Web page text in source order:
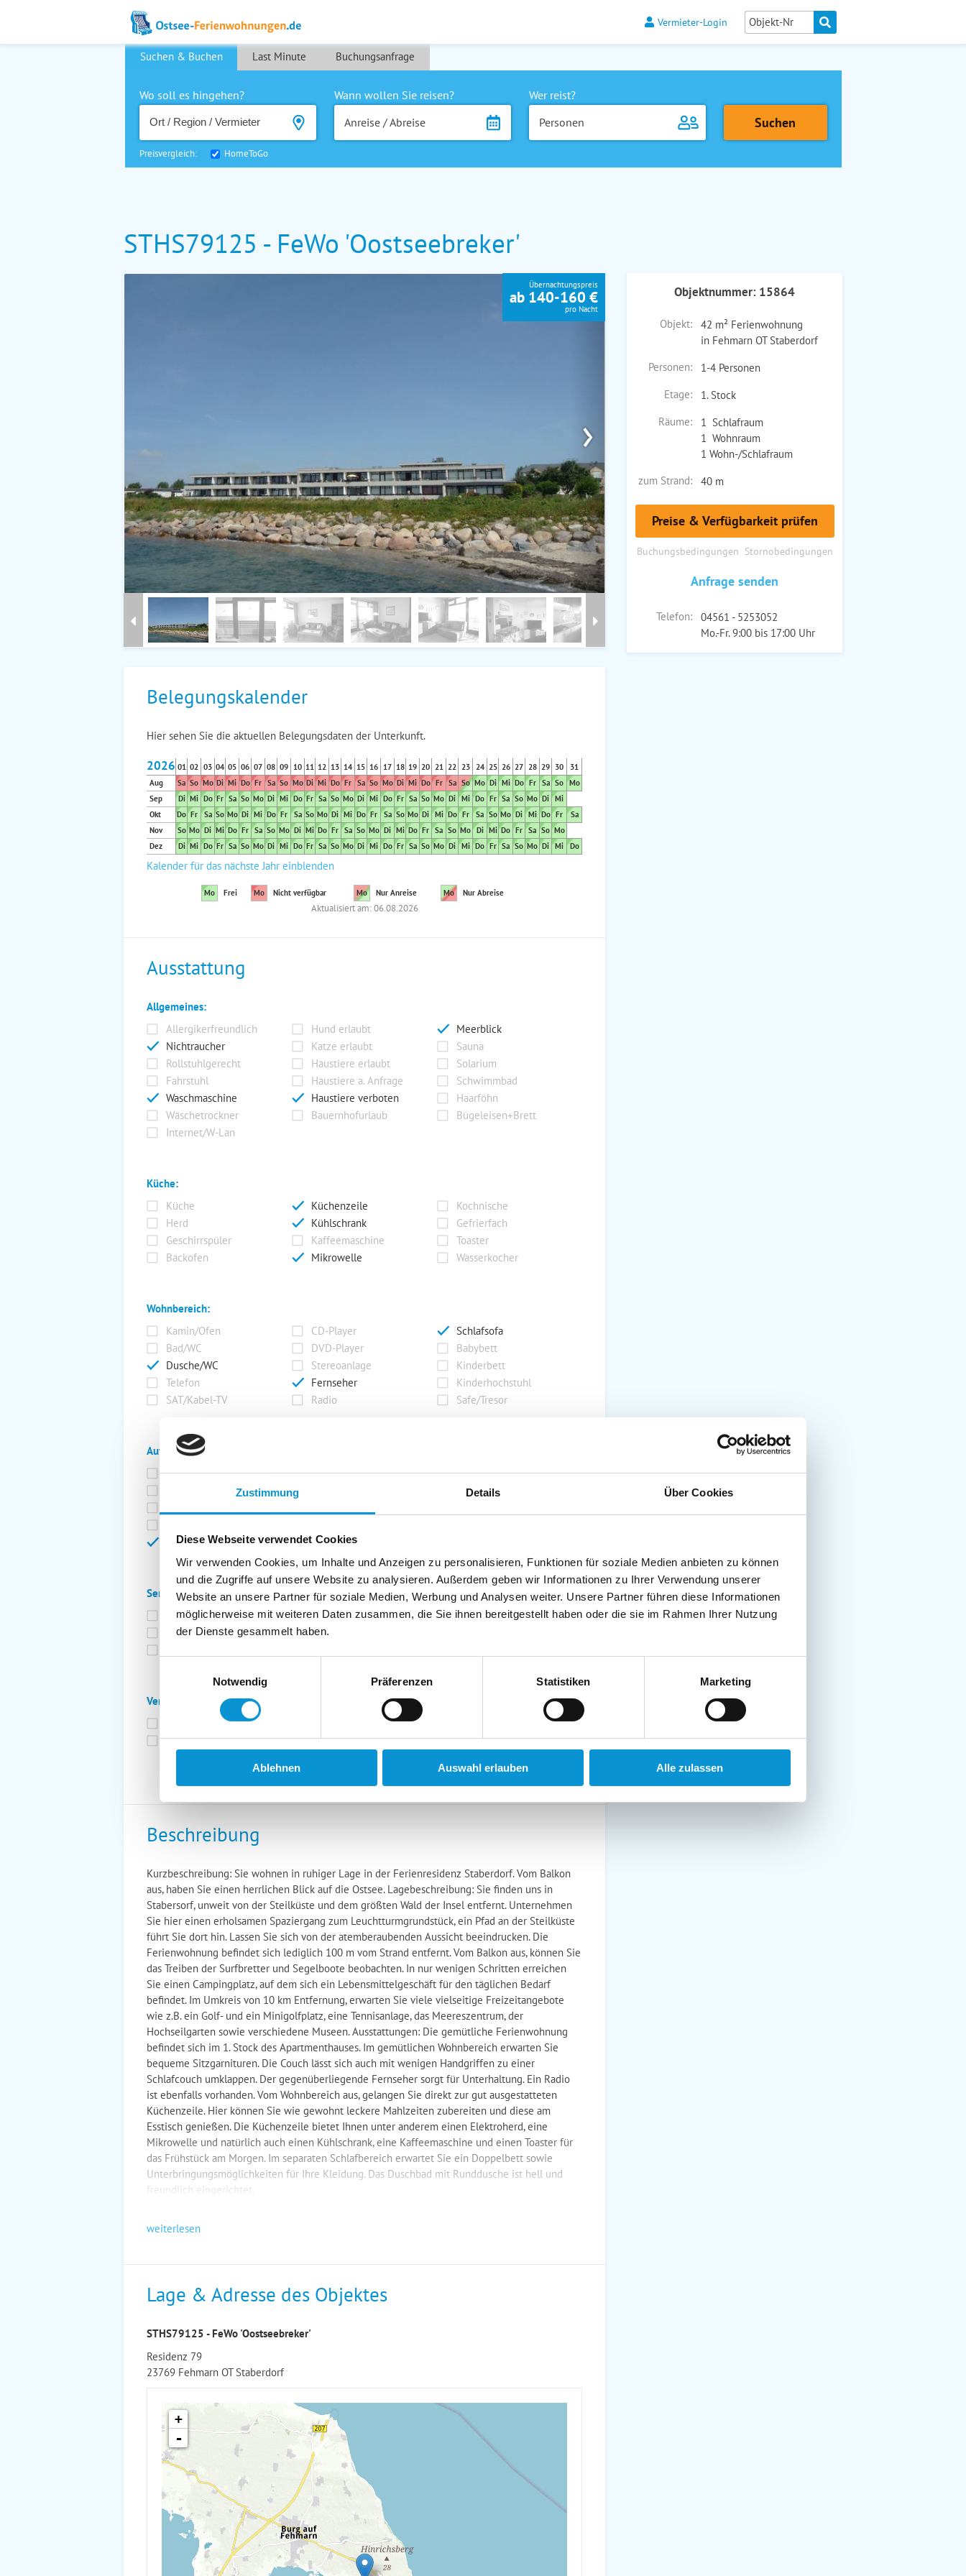
Zustimmung Details Über Cookies
Diese Webseite verwendet Cookies
Wir verwenden Cookies, um Inhalte und Anzeigen zu personalisieren, Funktionen für soziale Medien anbieten zu können
und die Zugriffe auf unsere Website zu analysieren. Außerdem geben wir Informationen zu Ihrer Verwendung unserer
Website an unsere Partner für soziale Medien, Werbung und Analysen weiter. Unsere Partner führen diese Informationen
möglicherweise mit weiteren Daten zusammen, die Sie ihnen bereitgestellt haben oder die sie im Rahmen Ihrer Nutzung
der Dienste gesammelt haben.
Notwendig
Präferenzen Statistiken Marketing
Ablehnen Auswahl erlauben Alle zulassen
Vermieter-Login
Suchen & Buchen Last Minute Buchungsanfrage
Wo soll es hingehen?
Wann wollen Sie reisen?
Anreise / Abreise
Wer reist?
Personen
Preisvergleich: HomeToGo
STHS79125 - FeWo 'Oostseebreker'
›
Übernachtungspreis
ab 140-160 €
pro Nacht
Objektnummer: 15864
Objekt:
42 m² Ferienwohnung
in Fehmarn OT Staberdorf
Personen:
1-4 Personen
Etage:
1. Stock
Räume:
1 Schlafraum
1 Wohnraum
1 Wohn-/Schlafraum
zum Strand:
40 m
Preise & Verfügbarkeit prüfen
Buchungsbedingungen Stornobedingungen
Anfrage senden
Telefon:
04561 - 5253052
Mo.-Fr. 9:00 bis 17:00 Uhr
Belegungskalender
Hier sehen Sie die aktuellen Belegungsdaten der Unterkunft.
2026 01 02 03 04 05 06 07 08 09 10 11 12 13 14 15 16 17 18 19 20 21 22 23 24 25 26 27 28 29 30
31
Aug
Sa So Mo Di Mi Do Fr Sa So Mo Di Mi Do Fr Sa So Mo Di Mi Do Fr Sa So Mo Di Mi Do Fr Sa So Mo
Sep
Di Mi Do Fr Sa So Mo Di Mi Do Fr Sa So Mo Di Mi Do Fr Sa So Mo Di Mi Do Fr Sa So Mo Di Mi
Okt
Do Fr Sa So Mo Di Mi Do Fr Sa So Mo Di Mi Do Fr Sa So Mo Di Mi Do Fr Sa So Mo Di Mi Do Fr
Sa
Nov
So Mo Di Mi Do Fr Sa So Mo Di Mi Do Fr Sa So Mo Di Mi Do Fr Sa So Mo Di Mi Do Fr Sa So Mo
Dez
Di Mi Do Fr Sa So Mo Di Mi Do Fr Sa So Mo Di Mi Do Fr Sa So Mo Di Mi Do Fr Sa So Mo Di Mi Do
Kalender für das nächste Jahr einblenden
Mo Frei Mo Nicht verfügbar Mo Nur Anreise Mo Nur Abreise
Aktualisiert am: 06.08.2026
Ausstattung
Allgemeines:
Allergikerfreundlich
Hund erlaubt
Meerblick
Nichtraucher
Katze erlaubt
Sauna
Rollstuhlgerecht
Haustiere erlaubt
Solarium
Fahrstuhl
Haustiere a. Anfrage
Schwimmbad
Waschmaschine
Haustiere verboten
Haarföhn
Wäschetrockner
Bauernhofurlaub
Bügeleisen+Brett
Internet/W-Lan
Küche:
Küche
Küchenzeile
Kochnische
Herd
Kühlschrank
Gefrierfach
Geschirrspüler
Kaffeemaschine
Toaster
Backofen
Mikrowelle Wasserkocher
Wohnbereich:
Kamin/Ofen
CD-Player
Schlafsofa
Bad/WC
DVD-Player
Babybett
Dusche/WC
Stereoanlage
Kinderbett
Telefon
Fernseher
Kinderhochstuhl
SAT/Kabel-TV
Radio Safe/Tresor
Außenanlage:
Garten/Liegewiese
Carport
Grill
Grillplatz
Balkon
Abstellraum
Service:
Bettwäsche inkl.
Geschirrtücher inkl.
Handtücher inkl.
Fahrräder
Strandkorb am Strand
Verpflegung:
Brötchenservice
Frühstück möglich
Halbpension möglich
Vollpension möglich
Beschreibung
Kurzbeschreibung: Sie wohnen in ruhiger Lage in der Ferienresidenz Staberdorf. Vom Balkon
aus, haben Sie einen herrlichen Blick auf die Ostsee. Lagebeschreibung: Sie finden uns in
Stabersorf, unweit von der Steilküste und dem größten Wald der Insel entfernt. Unternehmen
Sie hier einen erholsamen Spaziergang zum Leuchtturmgrundstück, ein Pfad an der Steilküste
führt Sie dort hin. Lassen Sie sich von der atemberaubenden Aussicht beeindrucken. Die
Ferienwohnung befindet sich lediglich 100 m vom Strand entfernt. Vom Balkon aus, können Sie
das Treiben der Surfbretter und Segelboote beobachten. In nur wenigen Schritten erreichen
Sie einen Campingplatz, auf dem sich ein Lebensmittelgeschäft für den täglichen Bedarf
befindet. Im Umkreis von 10 km Entfernung, erwarten Sie viele vielseitige Freizeitangebote
wie z.B. ein Golf- und ein Minigolfplatz, eine Tennisanlage, das Meereszentrum, der
Hochseilgarten sowie verschiedene Museen. Ausstattungen: Die gemütliche Ferienwohnung
befindet sich im 1. Stock des Apartmenthauses. Im gemütlichen Wohnbereich erwarten Sie
bequeme Sitzgarnituren. Die Couch lässt sich auch mit wenigen Handgriffen zu einer
Schlafcouch umklappen. Der gegenüberliegende Fernseher sorgt für Unterhaltung. Ein Radio
ist ebenfalls vorhanden. Vom Wohnbereich aus, gelangen Sie direkt zur gut ausgestatteten
Küchenzeile. Hier können Sie wie gewohnt leckere Mahlzeiten zubereiten und diese am
Esstisch genießen. Die Küchenzeile bietet Ihnen unter anderem einen Elektroherd, eine
Mikrowelle und natürlich auch einen Kühlschrank, eine Kaffeemaschine und einen Toaster für
das Frühstück am Morgen. Im separaten Schlafbereich erwartet Sie ein Doppelbett sowie
Unterbringungsmöglichkeiten für Ihre Kleidung. Das Duschbad mit Runddusche ist hell und
freundlich eingerichtet.
weiterlesen
Lage & Adresse des Objektes
STHS79125 - FeWo 'Oostseebreker'
Residenz 79
23769 Fehmarn OT Staberdorf
+
-